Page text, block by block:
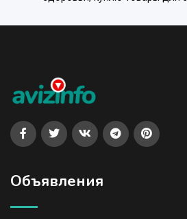
Объявления